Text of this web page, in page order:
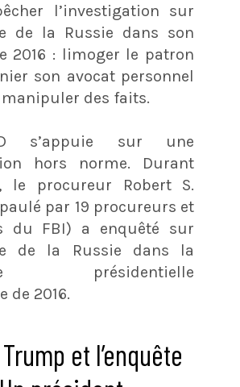
l’investigation sur
de la Russie dans son
2016 : limoger le patron
son avocat personnel
des faits.
s’appuie sur une
hors norme. Durant
le procureur Robert S.
par 19 procureurs et
du FBI) a enquêté sur
de la Russie dans la
présidentielle
de 2016.
et l’enquête